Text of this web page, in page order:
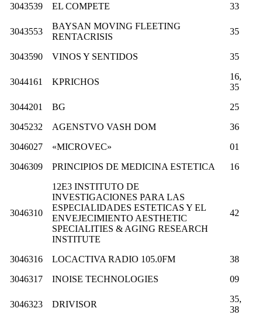
3043539
EL COMPETE 33
3043553
BAYSAN MOVING FLEETING
RENTACRISIS
35
3043590 VINOS Y SENTIDOS 35
3044161 KPRICHOS
16,
35
3044201
BG
25
3045232
AGENSTVO VASH DOM
36
3046027
«MICROVEC»
01
3046309
PRINCIPIOS DE MEDICINA ESTETICA 16
3046310
12E3 INSTITUTO DE
INVESTIGACIONES PARA LAS
ESPECIALIDADES ESTETICAS Y EL
ENVEJECIMIENTO AESTHETIC
SPECIALITIES & AGING RESEARCH
INSTITUTE
42
3046316 LOCACTIVA RADIO 105.0FM
38
3046317
INOISE TECHNOLOGIES 09
3046323 DRIVISOR
35,
38